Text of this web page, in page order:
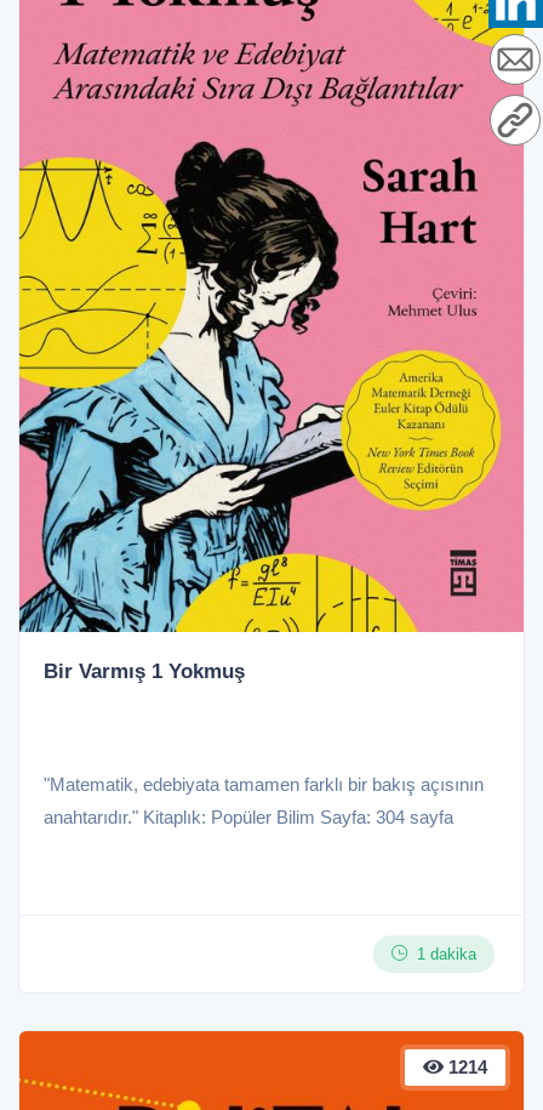
Bir Varmış 1 Yokmuş
"Matematik, edebiyata tamamen farklı bir bakış açısının
anahtarıdır." Kitaplık: Popüler Bilim Sayfa: 304 sayfa
1 dakika
1214